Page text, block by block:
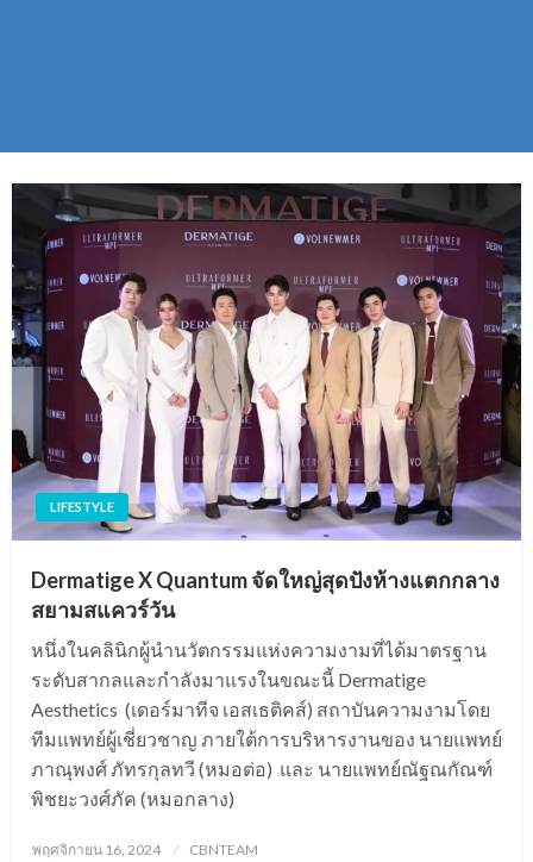
LIFESTYLE
Dermatige X Quantum จัดใหญ่สุดปังห้างแตกกลาง
สยามสแควร์วัน
หนึ่งในคลินิกผู้นำนวัตกรรมแห่งความงามที่ได้มาตรฐาน
ระดับสากลและกำลังมาแรงในขณะนี้ Dermatige
Aesthetics (เดอร์มาทีจ เอสเธติคส์) สถาบันความงามโดย
ทีมแพทย์ผู้เชี่ยวชาญ ภายใต้การบริหารงานของ นายแพทย์
ภาณุพงศ์ ภัทรกุลทวี (หมอต่อ) และ นายแพทย์ณัฐณกัณฑ์
พิชยะวงศ์ภัค (หมอกลาง)
Posted
พฤศจิกายน 16, 2024 CBNTEAM